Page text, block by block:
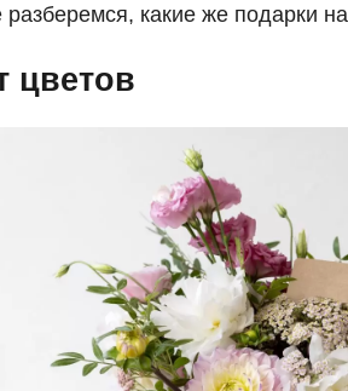
разберемся, какие же подарки
цветов